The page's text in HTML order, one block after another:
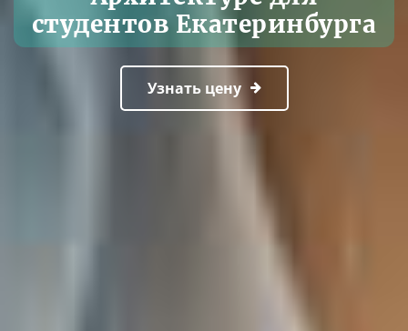
студентов Екатеринбурга
Узнать цену